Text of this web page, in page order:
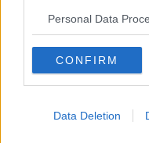
Personal Data
CONFIRM
Data Deletion
​Saper pazientare
​Giornata del Fiocchetto
​Venerdì emozionalmente
Ma ti ascolti?
Che cos’è la dipendenza
Quarta tappa nelle